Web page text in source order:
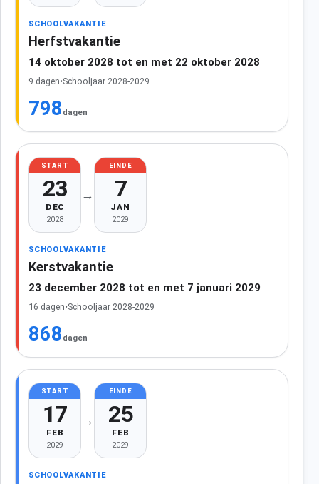
SCHOOLVAKANTIE
Herfstvakantie
14 oktober 2028 tot en met 22 oktober 2028
9 dagen•Schooljaar 2028-2029
798 dagen
START
23
DEC
2028
→
EINDE
7
JAN
2029
SCHOOLVAKANTIE
Kerstvakantie
23 december 2028 tot en met 7 januari 2029
16 dagen•Schooljaar 2028-2029
868 dagen
START
17
FEB
2029
→
EINDE
25
FEB
2029
SCHOOLVAKANTIE